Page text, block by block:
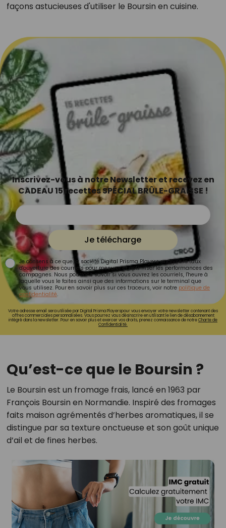
façons astucieuses d'utiliser le Boursin en cuisine.
Inscrivez-vous à notre Newsletter et recevez en
CADEAU 15 recettes SPÉCIAL BRÛLE-GRAISSE !
Je télécharge
Je consens à ce que la société Digital Prisma Players analyse le taux
d'ouverture des courriels pour mesurer et optimiser les performances des
campagnes. Nous pourrons savoir si vous ouvrez les courriels, l'heure à
laquelle vous le faites ainsi que des informations sur le terminal que
vous utilisez. Pour en savoir plus sur ces traceurs, voir notre politique de
confidentialité.
Votre adresse email sera utilisée par Digital Prisma Playerspour vous envoyer votre newsletter contenant des
offres commerciales personnalisées. Vous pourrez vous désinscrire en utilisant le lien de désabonnement
intégré dans la newsletter. Pour en savoir plus et exercer vos droits, prenez connaissance de notreCharte de
Confidentialité.
Qu’est-ce que le Boursin ?
Le Boursin est un fromage frais, lancé en 1963 par
François Boursin en Normandie. Inspiré des fromages
faits maison agrémentés d’herbes aromatiques, il se
distingue par sa texture onctueuse et son goût unique
d’ail et de fines herbes.